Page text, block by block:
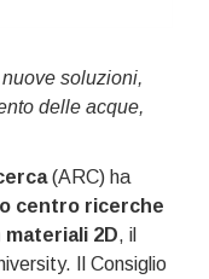
soluzioni,
delle acque,
(ARC) ha
centro ricerche
2D, il
Il Consiglio